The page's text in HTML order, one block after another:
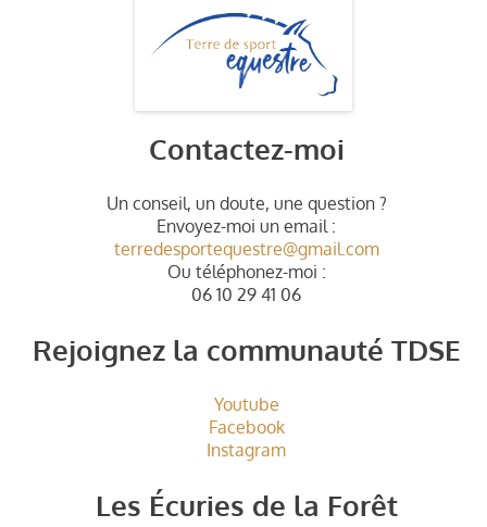
Contactez-moi
Un conseil, un doute, une question ?
Envoyez-moi un email :
terredesportequestre@gmail.com
Ou téléphonez-moi :
06 10 29 41 06
Rejoignez la communauté TDSE
Youtube
Facebook
Instagram
Les Écuries de la Forêt